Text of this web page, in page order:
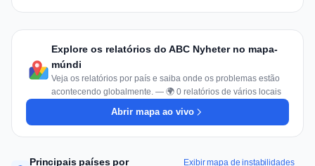
Explore os relatórios do ABC Nyheter no mapa-
múndi
Veja os relatórios por país e saiba onde os problemas estão
acontecendo globalmente. — 🌍 0 relatórios de vários locais
Abrir mapa ao vivo
Principais países por Exibir mapa de instabilidades